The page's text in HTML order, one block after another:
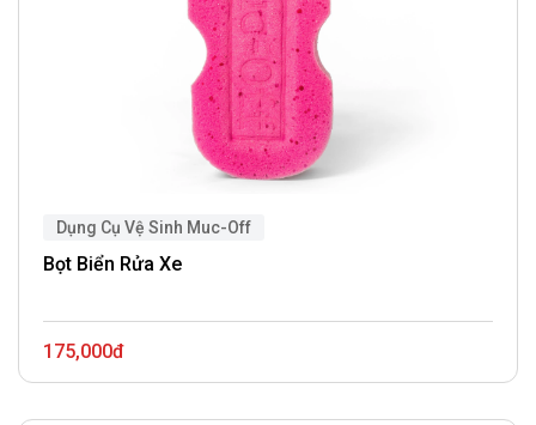
Dụng Cụ Vệ Sinh Muc-Off
Bọt Biển Rửa Xe
175,000đ